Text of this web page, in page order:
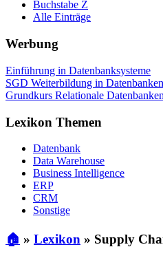
Buchstabe Z
Alle Einträge
Werbung
Einführung in Datenbanksysteme
SGD Weiterbildung in Datenbanken
Grundkurs Relationale Datenbanken
Lexikon Themen
Datenbank
Data Warehouse
Business Intelligence
ERP
CRM
Sonstige
🏠 » Lexikon » Supply